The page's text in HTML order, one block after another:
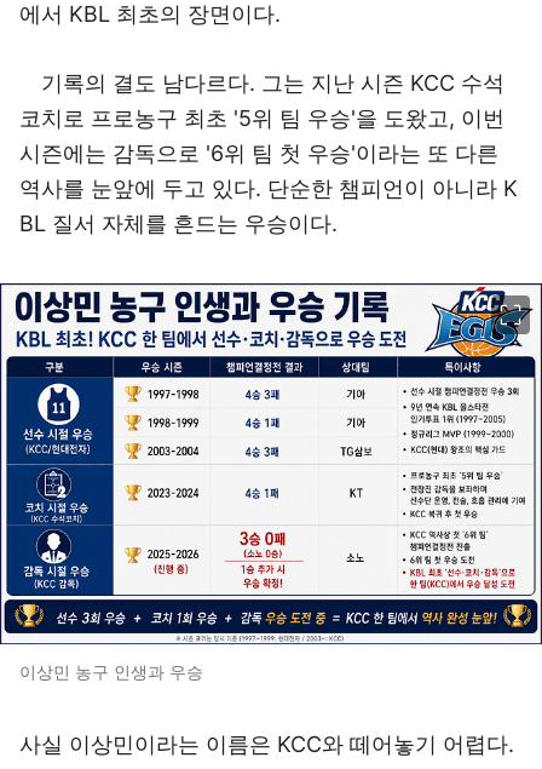
에서 KBL 최초의 장면이다.
기록의 결도 남다르다. 그는 지난 시즌 KCC 수석
코치로 프로농구 최초 '5위 팀 우승'을 도왔고, 이번
시즌에는 감독으로 '6위 팀 첫 우승'이라는 또 다른
역사를 눈앞에 두고 있다. 단순한 챔피언이 아니라 K
BL 질서 자체를 흔드는 우승이다.
이상민 농구 인생과 우승
사실 이상민이라는 이름은 KCC와 떼어놓기 어렵다.